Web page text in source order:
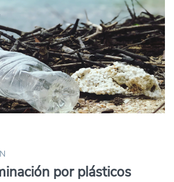
por plásticos